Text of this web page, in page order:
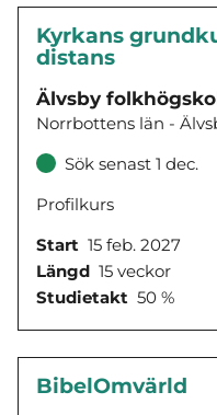
Kyrkans
distans
Älvsby
Norrbottens län -
Sök senast 1 dec.
Profilkurs
Start 15 feb. 2027
Längd 15 veckor
Studietakt 50 %
BibelOmvärld